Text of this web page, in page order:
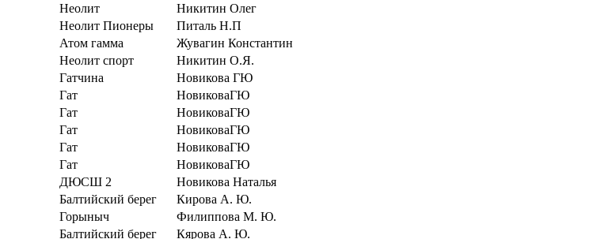
Неолит
Никитин Олег
Неолит Пионеры
Питаль Н.П
Атом гамма
Жувагин Константин
Неолит спорт
Никитин О.Я.
Гатчина
Новикова ГЮ
Гат
НовиковаГЮ
Гат
НовиковаГЮ
Гат
НовиковаГЮ
Гат
НовиковаГЮ
Гат
НовиковаГЮ
ДЮСШ 2
Новикова Наталья
Балтийский берег
Кирова А. Ю.
Горыныч
Филиппова М. Ю.
Балтийский берег Кярова А. Ю.